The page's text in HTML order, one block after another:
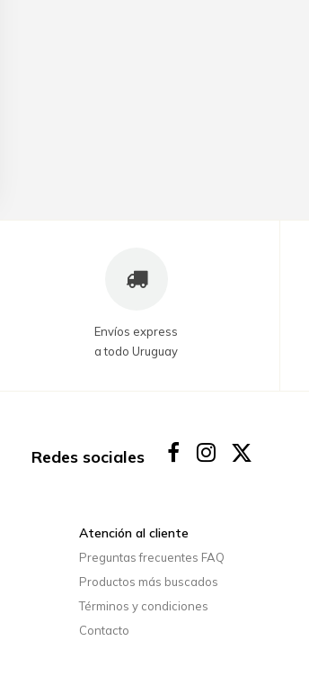
Envíos express
a todo Uruguay
Redes sociales
Atención al cliente
Preguntas frecuentes FAQ
Productos más buscados
Términos y condiciones
Contacto